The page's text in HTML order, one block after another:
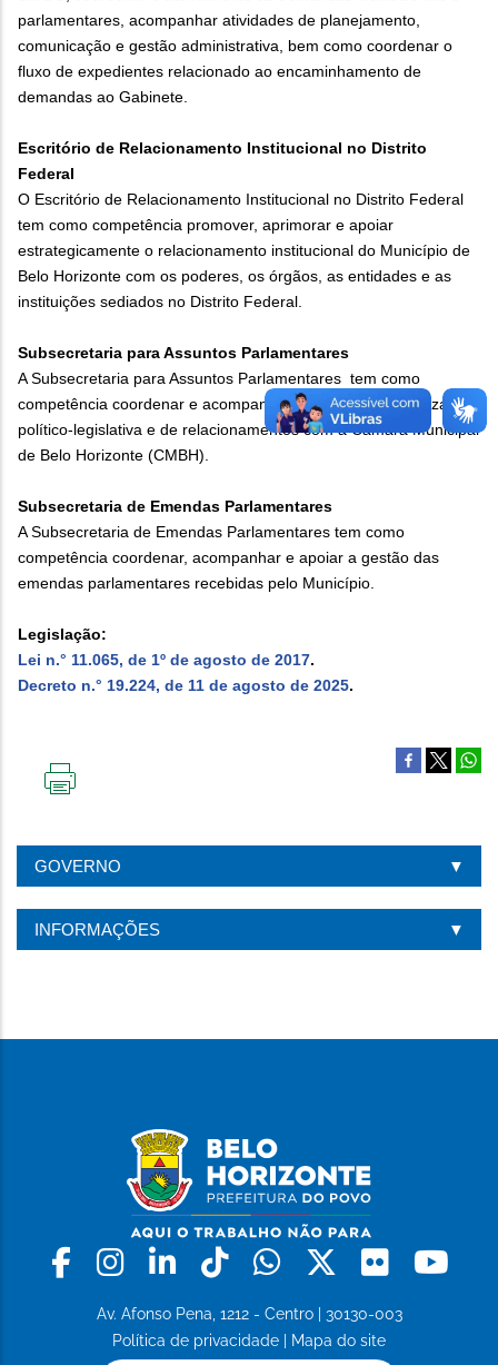
parlamentares, acompanhar atividades de planejamento,
comunicação e gestão administrativa, bem como coordenar o
fluxo de expedientes relacionado ao encaminhamento de
demandas ao Gabinete.
Escritório de Relacionamento Institucional no Distrito
Federal
O Escritório de Relacionamento Institucional no Distrito Federal
tem como competência promover, aprimorar e apoiar
estrategicamente o relacionamento institucional do Município de
Belo Horizonte com os poderes, os órgãos, as entidades e as
instituições sediados no Distrito Federal.
Subsecretaria para Assuntos Parlamentares
A Subsecretaria para Assuntos Parlamentares tem como
competência coordenar e acompanhar as ações de natureza
político-legislativa e de relacionamentos com a Câmara Municipal
de Belo Horizonte (CMBH).
Subsecretaria de Emendas Parlamentares
A Subsecretaria de Emendas Parlamentares tem como
competência coordenar, acompanhar e apoiar a gestão das
emendas parlamentares recebidas pelo Município.
Legislação:
Lei n.° 11.065, de 1º de agosto de 2017.
Decreto n.° 19.224, de 11 de agosto de 2025.
GOVERNO
INFORMAÇÕES
Facebook
Instagram
LinkedinTiktokWhatsapp
X Flickr
Av. Afonso Pena, 1212 - Centro | 30130-003
Política de privacidade
Mapa do site